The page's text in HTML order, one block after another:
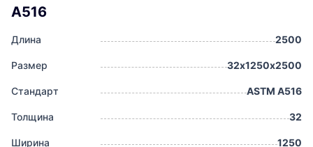
A516
Длина 2500
Размер 32х1250х2500
Стандарт ASTM A516
Толщина 32
Ширина 1250